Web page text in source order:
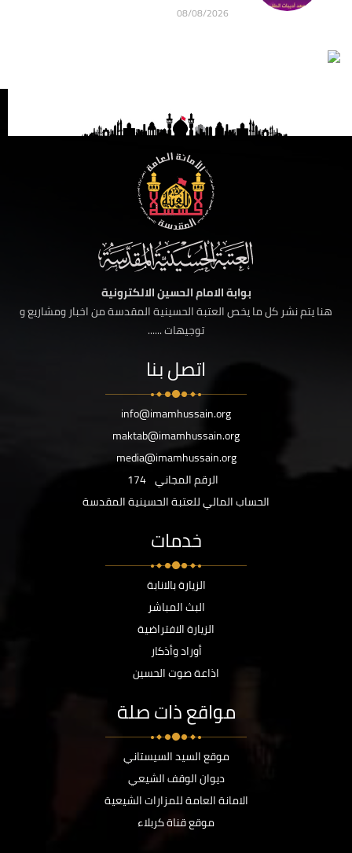
08/08/2026
بوابة الامام الحسين الالكترونية
هنا يتم نشر كل ما يخص العتبة الحسينية المقدسة من اخبار ومشاريع و
توجيهات ......
اتصل بنا
info@imamhussain.org
maktab@imamhussain.org
media@imamhussain.org
الرقم المجاني 174
الحساب المالي للعتبة الحسينية المقدسة
خدمات
الزيارة بالانابة
البث المباشر
الزيارة الافتراضية
أوراد وأذكار
اذاعة صوت الحسين
مواقع ذات صلة
موقع السيد السيستاني
ديوان الوقف الشيعي
الامانة العامة للمزارات الشيعية
موقع قناة كربلاء